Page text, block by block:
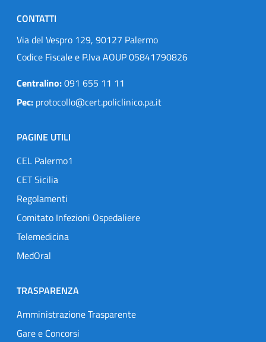
CONTATTI
Via del Vespro 129, 90127 Palermo
Codice Fiscale e P.Iva AOUP 05841790826
Centralino:091 655 11 11
Pec: protocollo@cert.policlinico.pa.it
PAGINE UTILI
CEL Palermo1
CET Sicilia
Regolamenti
Comitato Infezioni Ospedaliere
Telemedicina
MedOral
TRASPARENZA
Amministrazione Trasparente
Gare e Concorsi